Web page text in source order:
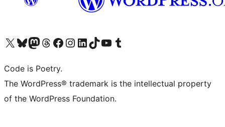
Visit our X (formerly Twitter) account
ഞങ്ങളുടെ ബ്ലൂസ്കൈ അക്കൗണ്ട് സന്ദർശിക്കുക
Visit our Mastodon account
ഞങ്ങളുടെ ത്രെഡ്സ് അക്കൗണ്ട് സന്ദർശിക്കുക
Visit our Facebook page
Visit our Instagram account
Visit our LinkedIn account
ഞങ്ങളുടെ ടിക് ടോക് അക്കൗണ്ട് സന്ദർശിക്കുക
Visit our YouTube channel
ഞങ്ങളുടെ ടംബ്ലർ അക്കൗണ്ട് സന്ദർശിക്കുക
Code is Poetry.
The WordPress® trademark is the intellectual property
of the WordPress Foundation.